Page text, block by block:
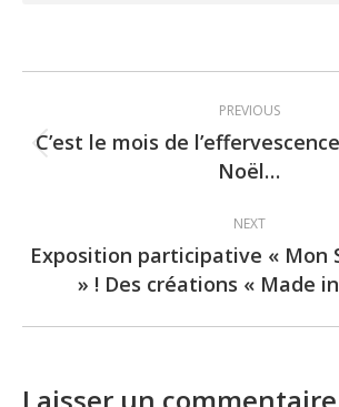
navigation
PREVIOUS
Previous
post:
C’est le mois de
Noël…
NEXT
Next
post:
Exposition participative « Mon
» ! Des créations « Made